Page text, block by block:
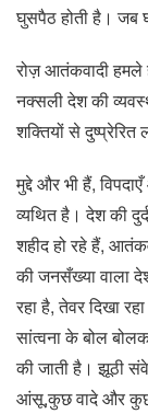
घुसपैठ होती है। जब
रोज़ आतंकवादी
नक्सली देश की
शक्तियों से दुष्प्रेरित
मुद्दे और भी हैं,
व्यथित है। देश की
शहीद हो रहे हैं,
की जनसँख्या वाला
रहा है, तेवर दिखा
सांत्वना के बोल
की जाती है। झूठी
आंसू,कुछ वादे और कुछ